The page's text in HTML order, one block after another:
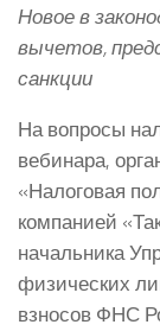
Новое в
вычетов,
санкции
На вопросы
вебинара,
«Налоговая
компанией
начальника
физических
взносов ФНС